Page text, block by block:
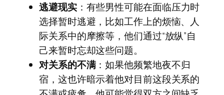
逃避现实：有些男性可能在面临压力时
选择暂时逃避，比如工作上的烦恼、人
际关系中的摩擦等，他们通过“放纵”自
己来暂时忘却这些问题。
对关系的不满：如果他频繁地夜不归
宿，这也许暗示着他对目前这段关系的